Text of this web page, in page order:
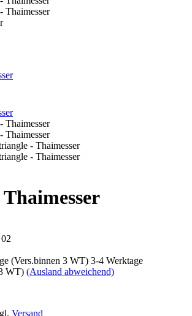
3-4 Werktage
WT) (Ausland abweichend)
Versand